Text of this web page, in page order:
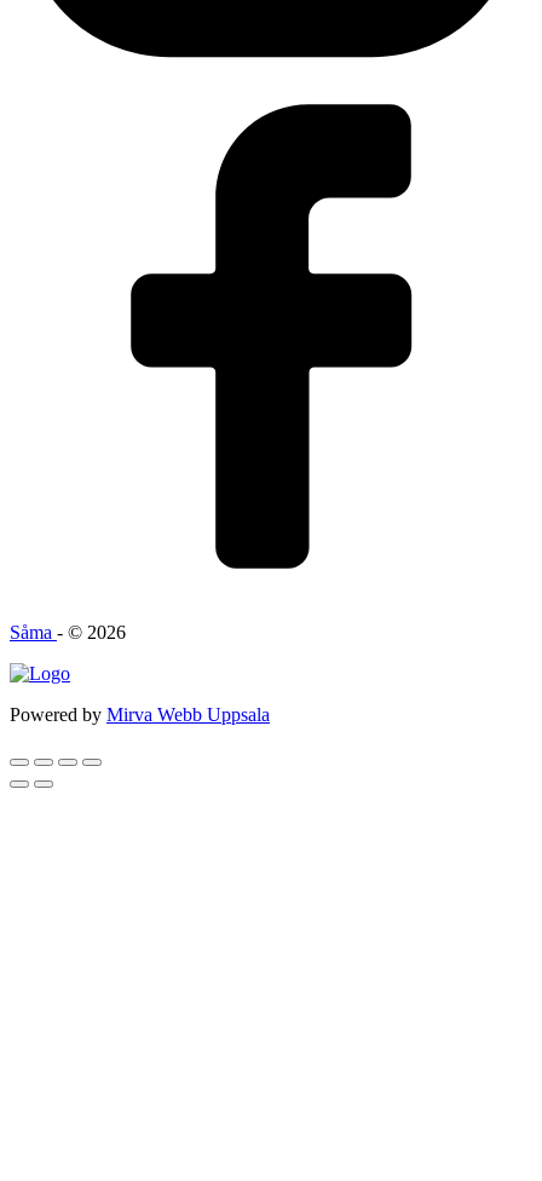
Såma - © 2026
Powered by Mirva Webb Uppsala